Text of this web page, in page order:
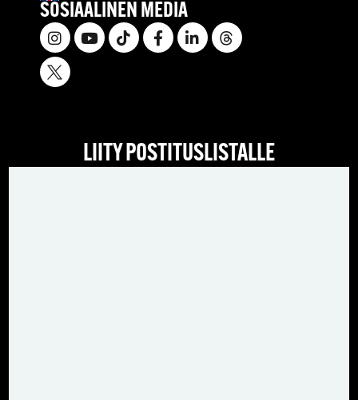
SOSIAALINEN MEDIA
LIITY POSTITUSLISTALLE